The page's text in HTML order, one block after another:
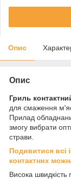
Опис
Опис
Гриль
для смаження
Прилад
змогу вибрати
страви.
Подивитися всі
контактних
Висока швидкість